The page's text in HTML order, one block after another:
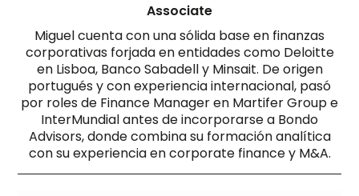
Associate
Miguel cuenta con una sólida base en finanzas
corporativas forjada en entidades como Deloitte
en Lisboa, Banco Sabadell y Minsait. De origen
portugués y con experiencia internacional, pasó
por roles de Finance Manager en Martifer Group e
InterMundial antes de incorporarse a Bondo
Advisors, donde combina su formación analítica
con su experiencia en corporate finance y M&A.